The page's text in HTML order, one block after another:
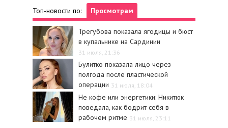
Топ-новости по: Просмотрам
Трегубова показала ягодицы и бюст
в купальнике на Сардинии
31 июля, 21:36
Булитко показала лицо через
полгода после пластической
операции 31 июля, 18:04
Не кофе или энергетики: Никитюк
поведала, как бодрит себя в
рабочем ритме 31 июля, 23:11